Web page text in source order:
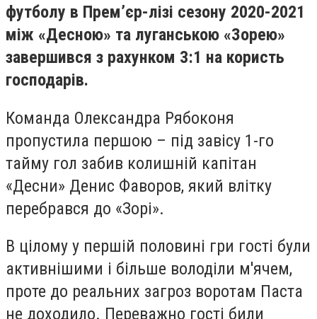
футболу в Прем’єр-лізі сезону 2020-2021
між «Десною» та луганською «Зорею»
завершився з рахунком 3:1 на користь
господарів.
Команда Олександра Рябоконя
пропустила першою – під завісу 1-го
тайму гол забив колишній капітан
«Десни» Денис Фаворов, який влітку
перебрався до «Зорі».
В цілому у першій половині гри гості були
активнішими і більше володіли м'ячем,
проте до реальних загроз воротам Паста
не доходило. Переважно гості били